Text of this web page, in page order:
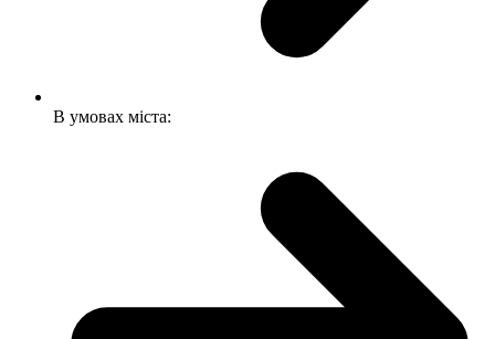
В умовах міста: